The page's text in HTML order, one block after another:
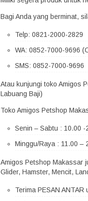
Bagi Anda yang berminat,
Telp: 0821-2000-2829
WA: 0852-7000-9696
SMS: 0852-7000-9696
Atau kunjungi toko Amigos
Labuang Baji)
Toko Amigos Petshop
Senin – Sabtu : 10.00 -
Minggu/Raya : 11.00 –
Amigos Petshop Makassar
Glider, Hamster, Mencit,
Terima PESAN